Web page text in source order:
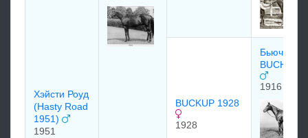
Хэйсти Роуд
(Hasty Road
1951)
1951
BUCKUP 1928
1928
Бьючан
BUCHAN
1916